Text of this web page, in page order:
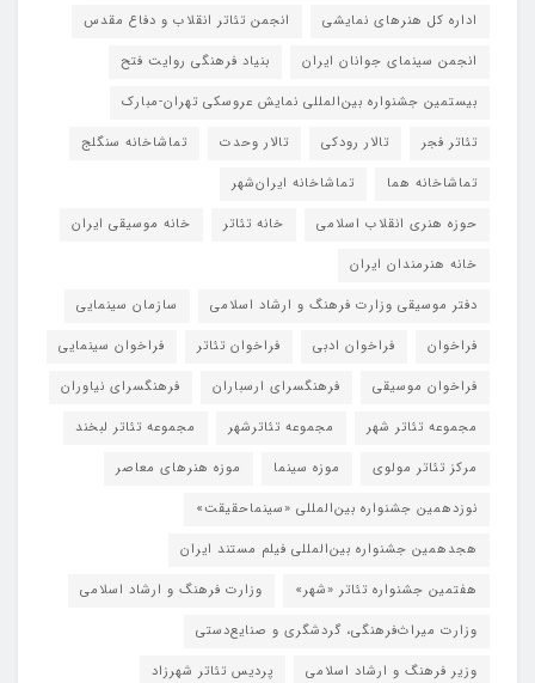
اداره کل هنرهای نمایشی
انجمن تئاتر انقلاب و دفاع مقدس
انجمن سینمای جوانان ایران
بنیاد فرهنگی روایت فتح
بیستمین جشنواره بین‌المللی نمایش عروسکی تهران-مبارک
تئاتر فجر
تالار رودکی تالار وحدت
تماشاخانه سنگلج
تماشاخانه هما
تماشاخانه‌ ایران‌شهر
حوزه هنری انقلاب اسلامی
خانه تئاتر
خانه موسیقی ایران
خانه هنرمندان ایران
دفتر موسیقی وزارت فرهنگ و ارشاد اسلامی
سازمان سینمایی
فراخوان
فراخوان ادبی فراخوان تئاتر
فراخوان سینمایی
فراخوان موسیقی
فرهنگسرای ارسباران
فرهنگسرای نیاوران
مجموعه تئاتر شهر
مجموعه تئاترشهر
مجموعه تئاتر لبخند
مرکز تئاتر مولوی
موزه سینما
موزه هنرهای معاصر
نوزدهمین جشنواره بین‌المللی «سینماحقیقت»
هجدهمین جشنواره بین‌المللی فیلم مستند ایران
هفتمین جشنواره تئاتر «شهر»
وزارت فرهنگ و ارشاد اسلامی
وزارت میراث‌فرهنگی، گردشگری و صنایع‌دستی
وزیر فرهنگ و ارشاد اسلامی
پردیس تئاتر شهرزاد